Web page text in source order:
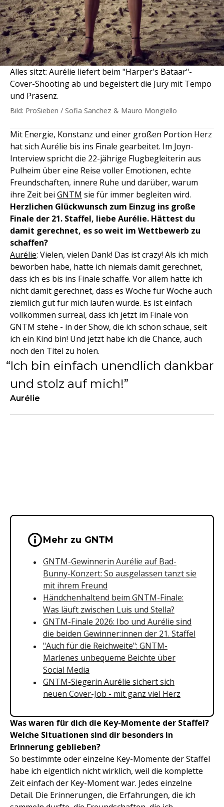
Alles sitzt: Aurélie liefert beim "Harper's Bataar"-
Cover-Shooting ab und begeistert die Jury mit Tempo
und Präsenz.
Bild: ProSieben / Sofia Sanchez & Mauro Mongiello
Mit Energie, Konstanz und einer großen Portion Herz
hat sich Aurélie bis ins Finale gearbeitet. Im Joyn-
Interview spricht die 22-jährige Flugbegleiterin aus
Pulheim über eine Reise voller Emotionen, echte
Freundschaften, innere Ruhe und darüber, warum
ihre Zeit bei GNTM sie für immer begleiten wird.
Herzlichen Glückwunsch zum Einzug ins große
Finale der 21. Staffel, liebe Aurélie. Hättest du
damit gerechnet, es so weit im Wettbewerb zu
schaffen?
Aurélie: Vielen, vielen Dank! Das ist crazy! Als ich mich
beworben habe, hatte ich niemals damit gerechnet,
dass ich es bis ins Finale schaffe. Vor allem hätte ich
nicht damit gerechnet, dass es Woche für Woche auch
ziemlich gut für mich laufen würde. Es ist einfach
vollkommen surreal, dass ich jetzt im Finale von
GNTM stehe - in der Show, die ich schon schaue, seit
ich ein Kind bin! Und jetzt habe ich die Chance, auch
noch den Titel zu holen.
Ich bin einfach unendlich dankbar
und stolz auf mich!
Aurélie
Wichtige Hinweise &
Mehr zu GNTM
GNTM-Gewinnerin Aurélie auf Bad-
Bunny-Konzert: So ausgelassen tanzt sie
mit ihrem Freund
Händchenhaltend beim GNTM-Finale:
Was läuft zwischen Luis und Stella?
GNTM-Finale 2026: Ibo und Aurélie sind
die beiden Gewinner:innen der 21. Staffel
"Auch für die Reichweite": GNTM-
Marlenes unbequeme Beichte über
Social Media
GNTM-Siegerin Aurélie sichert sich
neuen Cover-Job - mit ganz viel Herz
Was waren für dich die Key-Momente der Staffel?
Welche Situationen sind dir besonders in
Erinnerung geblieben?
So bestimmte oder einzelne Key-Momente der Staffel
habe ich eigentlich nicht wirklich, weil die komplette
Zeit einfach der Key-Moment war. Jedes einzelne
Detail. Die Erinnerungen, die Erfahrungen, die ich